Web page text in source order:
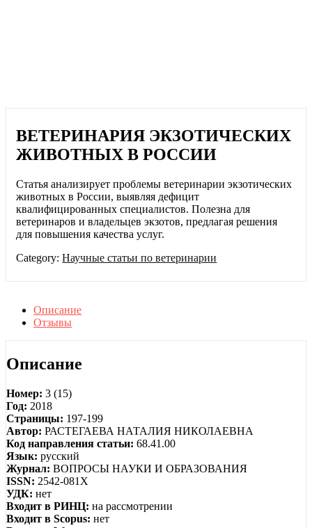
ВЕТЕРИНАРИЯ ЭКЗОТИЧЕСКИХ
ЖИВОТНЫХ В РОССИИ
Статья анализирует проблемы ветеринарии экзотических
животных в России, выявляя дефицит
квалифицированных специалистов. Полезна для
ветеринаров и владельцев экзотов, предлагая решения
для повышения качества услуг.
Category:Научные статьи по ветеринарии
Описание
Отзывы
Описание
Номер: 3 (15)
Год: 2018
Страницы: 197-199
Автор: РАСТЕГАЕВА НАТАЛИЯ НИКОЛАЕВНА
Код направления статьи: 68.41.00
Язык: русский
Журнал: ВОПРОСЫ НАУКИ И ОБРАЗОВАНИЯ
ISSN: 2542-081X
УДК: нет
Входит в РИНЦ: на рассмотрении
Входит в Scopus: нет